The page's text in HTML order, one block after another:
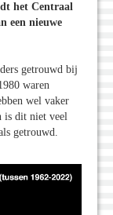
het Centraal
een nieuwe
getrouwd bij
waren
wel vaker
is dit niet veel
getrouwd.